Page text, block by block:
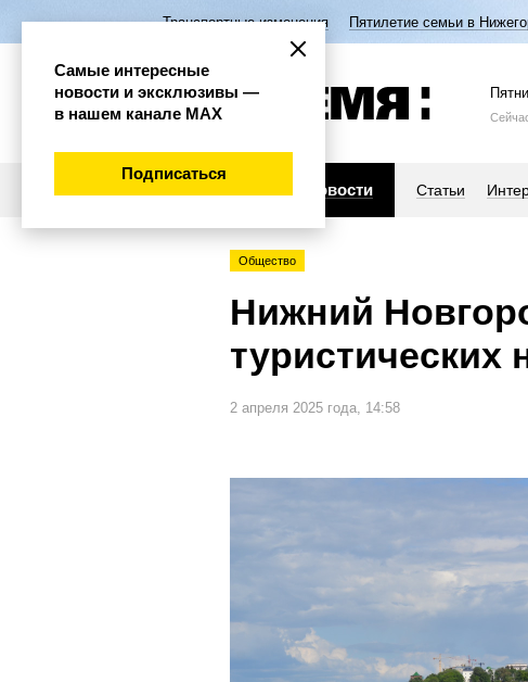
Транспортные изменения Пятилетие семьи в
Новости Статьи
Общество
Нижний
туристических
2 апреля 2025 года, 14:58
Самые интересные
новости и эксклюзивы —
в нашем канале МАХ
Подписаться